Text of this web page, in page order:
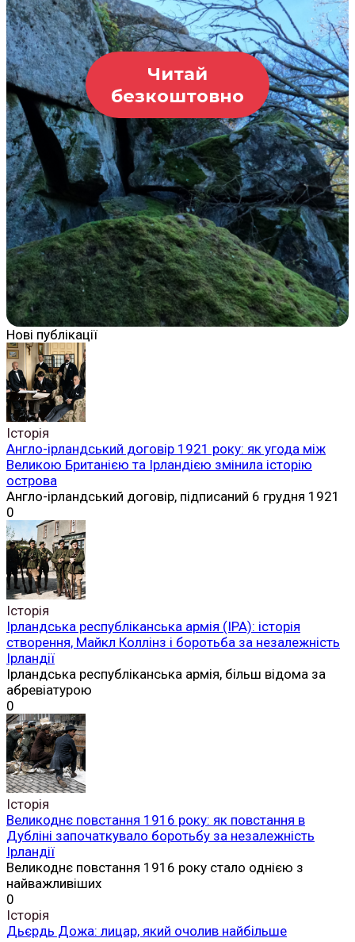
Читай
безкоштовно
Нові публікації
Історія
Англо-ірландський договір 1921 року: як угода між
Великою Британією та Ірландією змінила історію
острова
Англо-ірландський договір, підписаний 6 грудня 1921
0
Історія
Ірландська республіканська армія (ІРА): історія
створення, Майкл Коллінз і боротьба за незалежність
Ірландії
Ірландська республіканська армія, більш відома за
абревіатурою
0
Історія
Великоднє повстання 1916 року: як повстання в
Дубліні започаткувало боротьбу за незалежність
Ірландії
Великоднє повстання 1916 року стало однією з
найважливіших
0
Історія
Дьєрдь Дожа: лицар, який очолив найбільше